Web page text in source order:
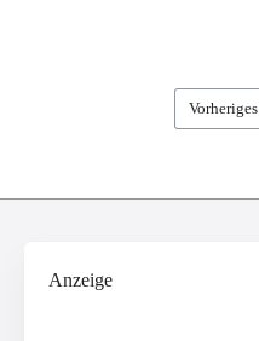
Vorheriges
Anzeige